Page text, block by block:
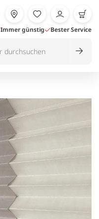
Immer günstig Bester Service